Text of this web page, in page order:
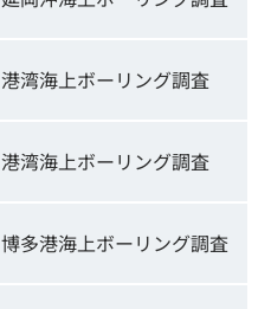
港湾海上ボーリング調査
港湾海上ボーリング調査
博多港海上ボーリング調査